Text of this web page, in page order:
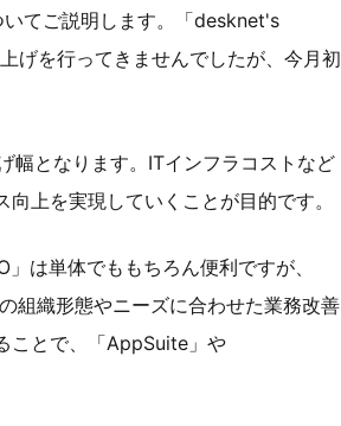
てご説明します。「desknet's
げを行ってきませんでしたが、今月初
幅となります。ITインフラコストなど
上を実現していくことが目的です。
は単体でももちろん便利ですが、
組織形態やニーズに合わせた業務改善
ことで、「AppSuite」や